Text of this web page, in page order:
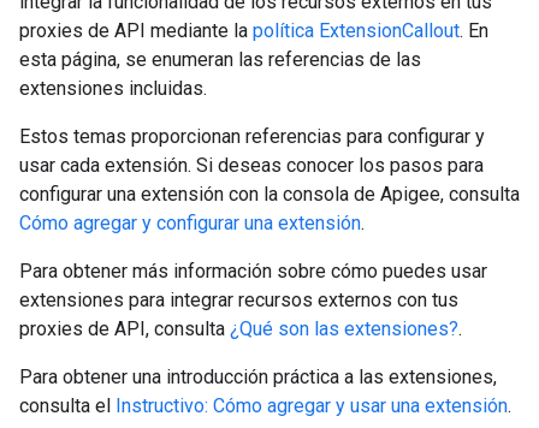
proxies de API mediante la política ExtensionCallout. En
esta página, se enumeran las referencias de las
extensiones incluidas.
Estos temas proporcionan referencias para configurar y
usar cada extensión. Si deseas conocer los pasos para
configurar una extensión con la consola de Apigee, consulta
Cómo agregar y configurar una extensión.
Para obtener más información sobre cómo puedes usar
extensiones para integrar recursos externos con tus
proxies de API, consulta ¿Qué son las extensiones?.
Para obtener una introducción práctica a las extensiones,
consulta el Instructivo: Cómo agregar y usar una extensión.